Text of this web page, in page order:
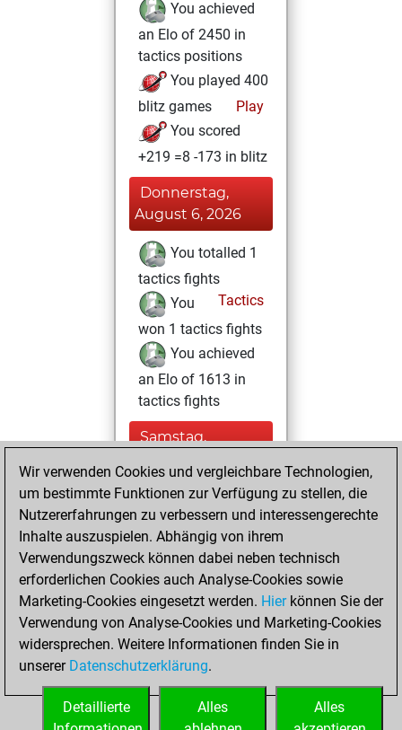
You achieved
an Elo of 2450 in
tactics positions
You played 400
blitz games
Play
You scored
+219 =8 -173 in blitz
Donnerstag,
August 6, 2026
You totalled 1
tactics fights
Tactics
You
won 1 tactics fights
You achieved
an Elo of 1613 in
tactics fights
Samstag,
2024
You had a best
sprint of 54 positions
Tactics
Donnerstag,
Dezember 30,
2021
You created
your Fritz account
Wir verwenden Cookies und vergleichbare Technologien,
um bestimmte Funktionen zur Verfügung zu stellen, die
Nutzererfahrungen zu verbessern und interessengerechte
Inhalte auszuspielen. Abhängig von ihrem
Verwendungszweck können dabei neben technisch
erforderlichen Cookies auch Analyse-Cookies sowie
Marketing-Cookies eingesetzt werden. Hierkönnen Sie der
Verwendung von Analyse-Cookies und Marketing-Cookies
widersprechen. Weitere Informationen finden Sie in
unserer Datenschutzerklärung.
Alles
Alles
Detaillierte